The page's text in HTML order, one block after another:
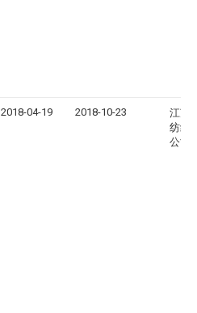
2018-04-19 2018-10-23
江苏
纺织
公司